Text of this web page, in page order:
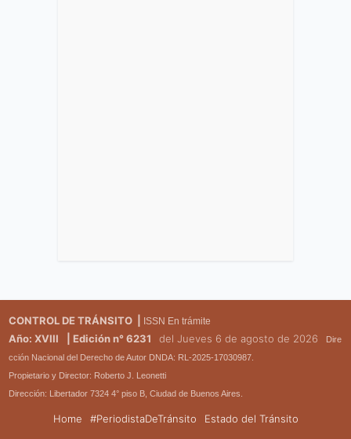
CONTROL DE TRÁNSITO | ISSN En trámite
Año: XVIII | Edición n° 6231 del Jueves 6 de agosto de 2026
Dire
cción Nacional del Derecho de Autor DNDA: RL-2025-17030987.
Propietario y Director: Roberto J. Leonetti
Dirección: Libertador 7324 4° piso B, Ciudad de Buenos Aires.
Home #PeriodistaDeTránsito Estado del Tránsito